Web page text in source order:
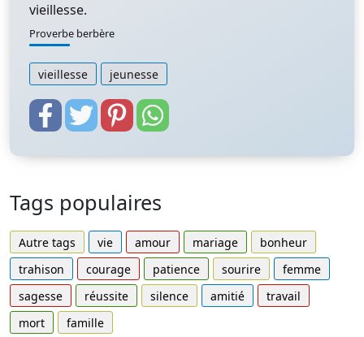
vieillesse.
Proverbe berbère
vieillesse jeunesse
Tags populaires
Autre tags vie amour mariage
bonheur
trahison
courage patience sourire
femme
sagesse
réussite silence amitié
travail
mort
famille